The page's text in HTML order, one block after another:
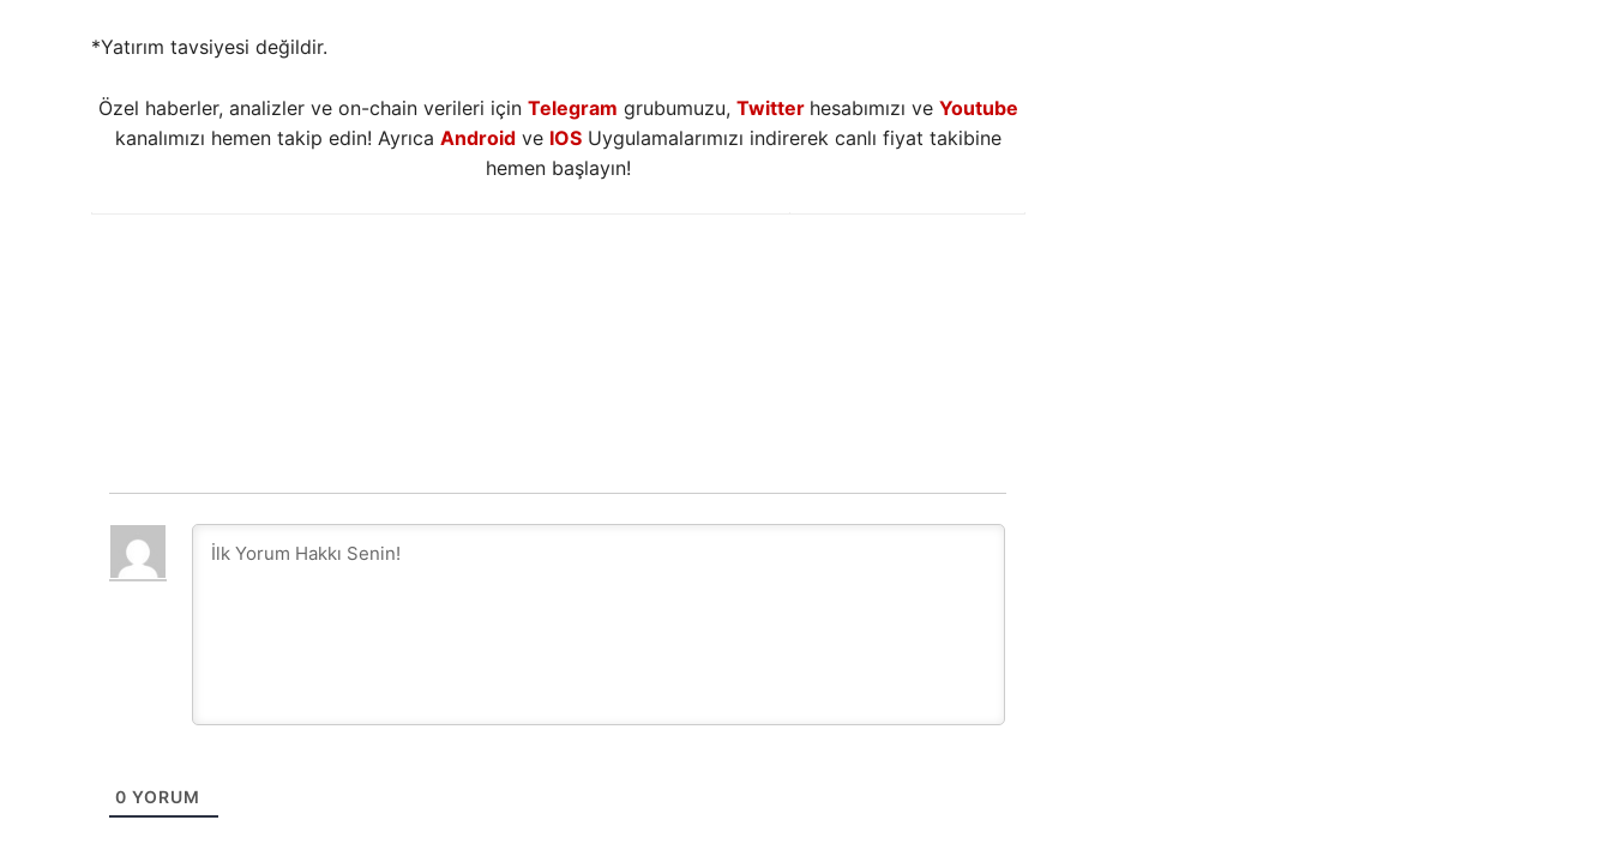
*Yatırım tavsiyesi değildir.
Özel haberler, analizler ve on-chain verileri için Telegram grubumuzu, Twitter hesabımızı ve Youtube
kanalımızı hemen takip edin! Ayrıca Androidve IOSUygulamalarımızı indirerek canlı fiyat takibine
hemen başlayın!
0 YORUM